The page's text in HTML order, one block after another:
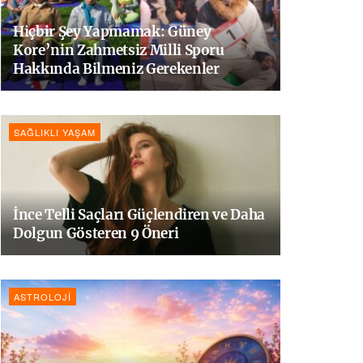
Hiçbir Şey Yapmamak: Güney
Kore’nin Zahmetsiz Milli Sporu
Hakkında Bilmeniz Gerekenler
SAĞLIKLI YAŞAM
İnce Telli Saçları Güçlendiren ve Daha
Dolgun Gösteren 9 Öneri
ASTROLOJI